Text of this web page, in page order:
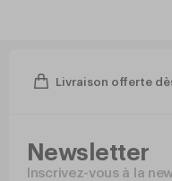
Livraison offerte
Newsletter
Inscrivez-vous à la